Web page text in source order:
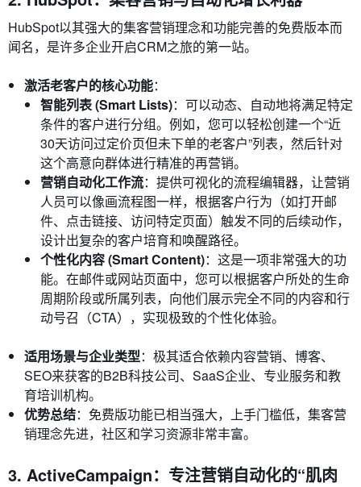
HubSpot以其强大的集客营销理念和功能完善的免费版本而
闻名，是许多企业开启CRM之旅的第一站。
激活老客户的核心功能：
智能列表 (Smart Lists)：可以动态、自动地将满足特定
条件的客户进行分组。例如，您可以轻松创建一个“近
30天访问过定价页但未下单的老客户”列表，然后针对
这个高意向群体进行精准的再营销。
营销自动化工作流：提供可视化的流程编辑器，让营销
人员可以像画流程图一样，根据客户行为（如打开邮
件、点击链接、访问特定页面）触发不同的后续动作，
设计出复杂的客户培育和唤醒路径。
个性化内容 (Smart Content)：这是一项非常强大的功
能。在邮件或网站页面中，您可以根据客户所处的生命
周期阶段或所属列表，向他们展示完全不同的内容和行
动号召（CTA），实现极致的个性化体验。
适用场景与企业类型：极其适合依赖内容营销、博客、
SEO来获客的B2B科技公司、SaaS企业、专业服务和教
育培训机构。
优势总结：免费版功能已相当强大，上手门槛低，集客营
销理念先进，社区和学习资源非常丰富。
3. ActiveCampaign：专注营销自动化的“肌肉